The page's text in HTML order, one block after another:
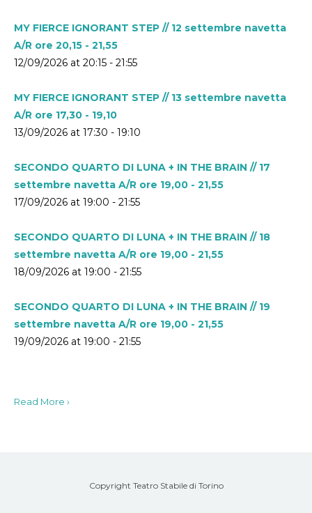
MY FIERCE IGNORANT STEP // 12 settembre navetta
A/R ore 20,15 - 21,55
12/09/2026 at 20:15 - 21:55
MY FIERCE IGNORANT STEP // 13 settembre navetta
A/R ore 17,30 - 19,10
13/09/2026 at 17:30 - 19:10
SECONDO QUARTO DI LUNA + IN THE BRAIN // 17
settembre navetta A/R ore 19,00 - 21,55
17/09/2026 at 19:00 - 21:55
SECONDO QUARTO DI LUNA + IN THE BRAIN // 18
settembre navetta A/R ore 19,00 - 21,55
18/09/2026 at 19:00 - 21:55
SECONDO QUARTO DI LUNA + IN THE BRAIN // 19
settembre navetta A/R ore 19,00 - 21,55
19/09/2026 at 19:00 - 21:55
Read More ›
Copyright Teatro Stabile di Torino